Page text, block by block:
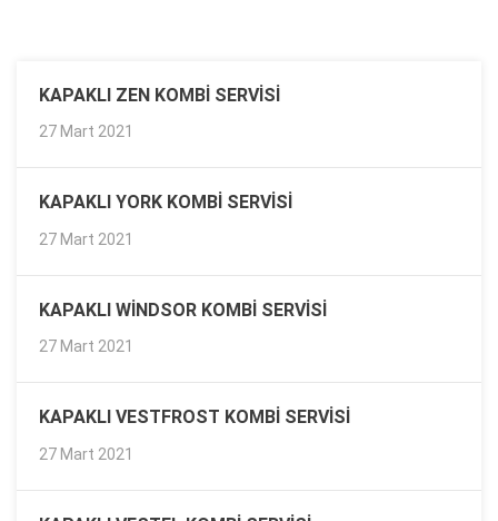
KAPAKLI ZEN KOMBI SERVISI
27 Mart 2021
KAPAKLI YORK KOMBI SERVISI
27 Mart 2021
KAPAKLI WINDSOR KOMBI SERVISI
27 Mart 2021
KAPAKLI VESTFROST KOMBI SERVISI
27 Mart 2021